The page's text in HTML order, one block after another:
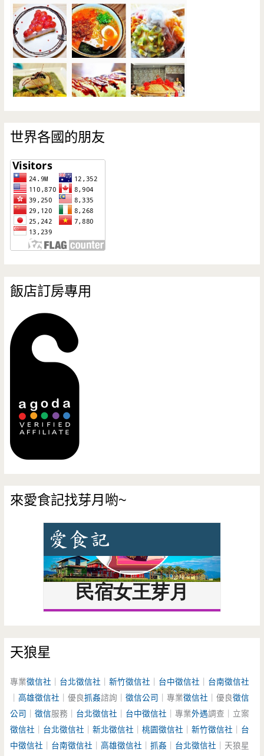
世界各國的朋友
飯店訂房專用
來愛食記找芽月喲~
天狼星
專業徵信社 台北徵信社 ｜新竹徵信社 台中徵信社
台南徵信社
｜高雄徵信社 ｜優良抓姦諮詢｜徵信公司 ｜專業徵信社 ｜優良徵信
公司 ｜徵信服務｜ 台北徵信社 台中徵信社 ｜專業外遇調查｜立案
徵信社
台北徵信社 ｜新北徵信社 ｜桃園徵信社 ｜新竹徵信社
台
中徵信社
台南徵信社 ｜高雄徵信社 ｜抓姦 台北徵信社 ｜天狼星